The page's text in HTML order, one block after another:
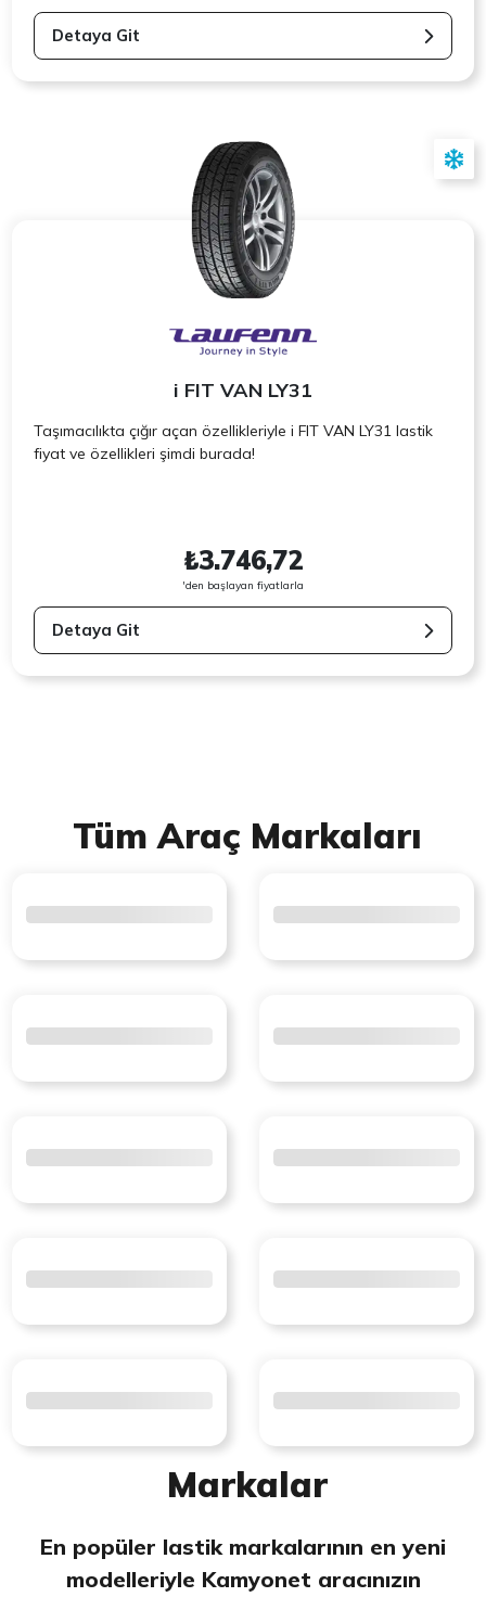
Detaya Git
i FIT VAN LY31
Taşımacılıkta çığır açan özellikleriyle i FIT VAN LY31 lastik
fiyat ve özellikleri şimdi burada!
₺3.746,72
'den başlayan fiyatlarla
Detaya Git
Tüm Araç Markaları
Markalar
En popüler lastik markalarının en yeni
modelleriyle Kamyonet aracınızın